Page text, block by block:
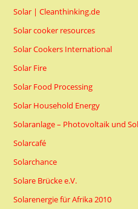
Solar | Cleanthinking.de
Solar cooker resources
Solar Cookers International
Solar Fire
Solar Food Processing
Solar Household Energy
Solaranlage – Photovoltaik und
Solarcafé
Solarchance
Solare Brücke e.V.
Solarenergie für Afrika 2010